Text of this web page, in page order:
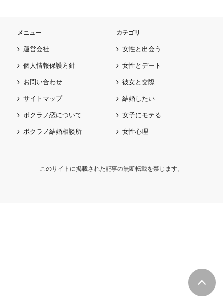
メニュー
運営会社
個人情報保護方針
お問い合わせ
サイトマップ
ボクラノ恋について
ボクラノ結婚相談所
カテゴリ
女性と出会う
女性とデート
彼女と交際
結婚したい
女子にモテる
女性心理
このサイトに掲載された記事の無断転載を禁じます。